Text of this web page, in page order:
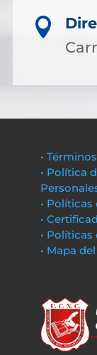

•
• Política
•
•
•
• Mapa